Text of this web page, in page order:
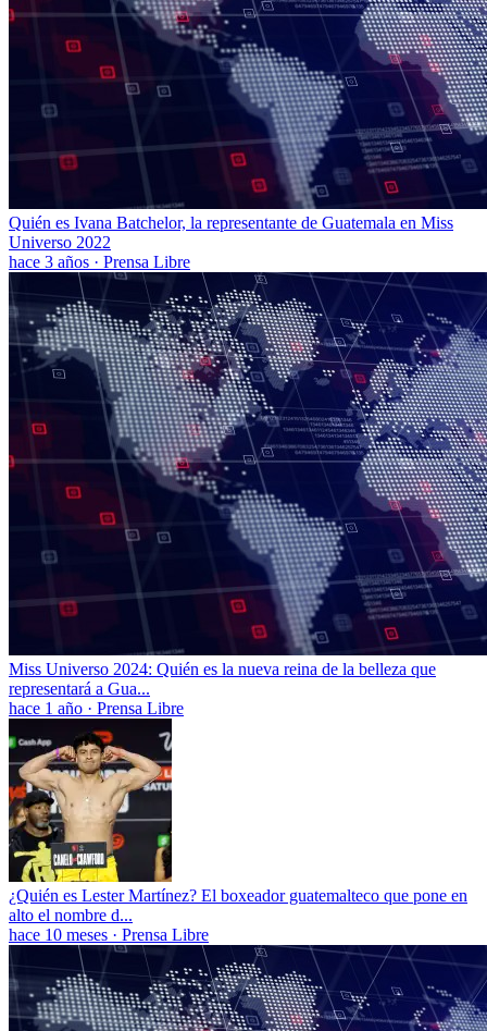
Quién es Ivana Batchelor, la representante de Guatemala en Miss
Universo 2022
hace 3 años · Prensa Libre
Miss Universo 2024: Quién es la nueva reina de la belleza que
representará a Gua...
hace 1 año · Prensa Libre
¿Quién es Lester Martínez? El boxeador guatemalteco que pone en
alto el nombre d...
hace 10 meses · Prensa Libre